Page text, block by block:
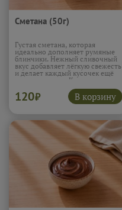
Сметана (50г)
Густая сметана, которая
идеально дополняет румяные
блинчики. Нежный сливочный
вкус добавляет лёгкую свежесть
и делает каждый кусочек ещё
мягче и сочнее. Классическое
сочетание, без которого многие
просто не представляют
настоящие блины.Подробнее...
120₽ В корзину